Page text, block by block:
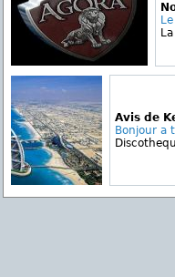
Avis de
Bonjour a